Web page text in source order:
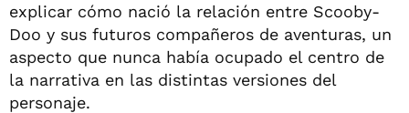
explicar cómo nació la relación entre Scooby-
Doo y sus futuros compañeros de aventuras, un
aspecto que nunca había ocupado el centro de
la narrativa en las distintas versiones del
personaje.